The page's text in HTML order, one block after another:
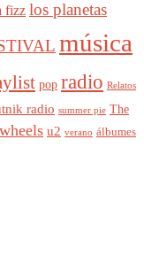
fizz los planetas
música
pop radio Relatos
radio summer pie The
u2 verano álbumes